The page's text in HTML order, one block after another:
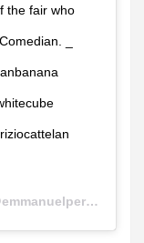
the fair who
_
เมื่อ